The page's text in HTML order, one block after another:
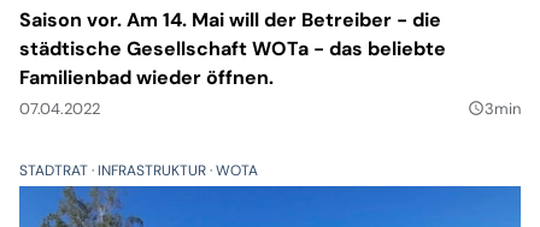
Saison vor. Am 14. Mai will der Betreiber - die
städtische Gesellschaft WOTa - das beliebte
Familienbad wieder öffnen.
07.04.2022 query_builder3min
STADTRAT INFRASTRUKTUR WOTA